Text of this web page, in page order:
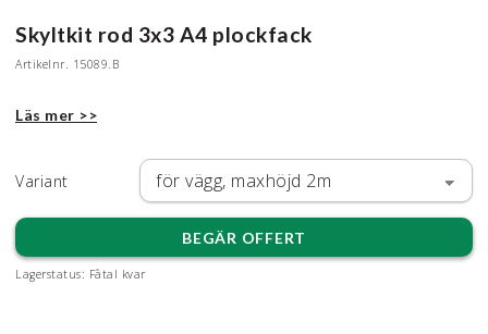
Skyltkit rod 3x3 A4 plockfack
Artikelnr. 15089.B
Läs mer >>
Variant
BEGÄR OFFERT
Lagerstatus: Fåtal kvar